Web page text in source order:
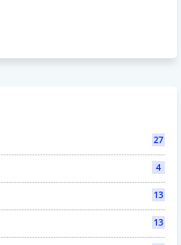
27
4
13
13